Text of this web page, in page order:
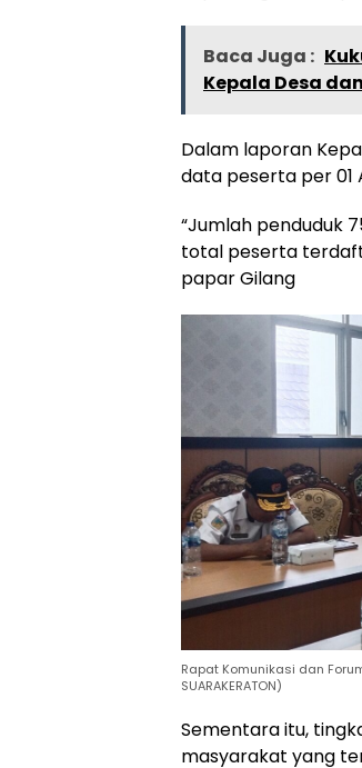
Baca Juga :
Kepala Desa
Dalam laporan
data peserta per 01
“Jumlah penduduk
total peserta
papar Gilang
Rapat Komunikasi dan
SUARAKERATON)
Sementara itu,
masyarakat yang